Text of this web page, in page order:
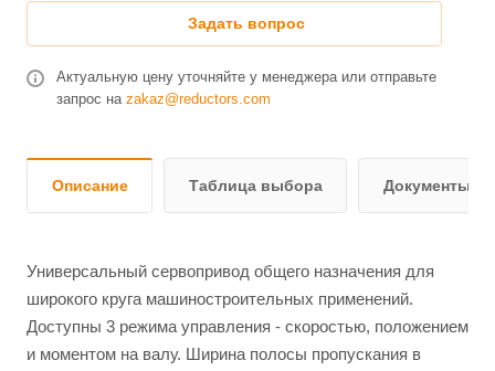
Задать вопрос
Актуальную цену уточняйте у менеджера или отправьте
запрос на zakaz@reductors.com
Описание Таблица выбора Документы и
Универсальный сервопривод общего назначения для
широкого круга машиностроительных применений.
Доступны 3 режима управления - скоростью, положением
и моментом на валу. Ширина полосы пропускания в